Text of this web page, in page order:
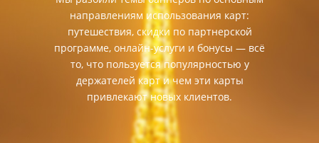
направлениям использования карт:
путешествия, скидки по партнерской
программе, онлайн-услуги и бонусы — всё
то, что пользуется популярностью у
держателей карт и чем эти карты
привлекают новых клиентов.